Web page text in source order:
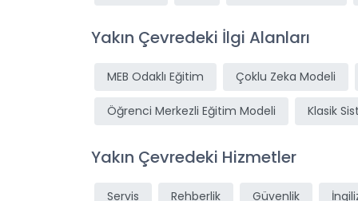
Yakın Çevredeki İlgi Alanları
MEB Odaklı Eğitim Çoklu Zeka Modeli
Öğrenci Merkezli Eğitim Modeli Klasik
Yakın Çevredeki Hizmetler
Servis Rehberlik Güvenlik